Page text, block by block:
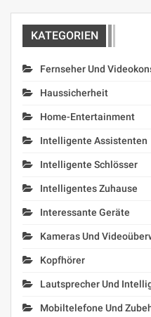
KATEGORIEN
Fernseher Und
Haussicherheit
Home-Entertainment
Intelligente Assistenten
Intelligente Schlösser
Intelligentes Zuhause
Interessante Geräte
Kameras Und
Kopfhörer
Lautsprecher Und
Mobiltelefone Und